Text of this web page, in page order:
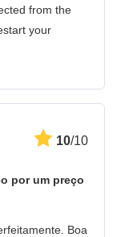
from the
your
10/10
por um preço
Boa